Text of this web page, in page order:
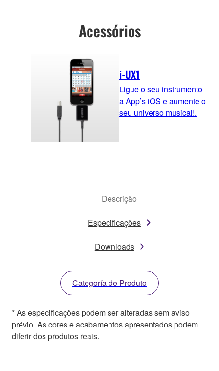
Acessórios
i-UX1
Ligue o seu instrumento
a App’s iOS e aumente o
seu universo musical!.
Descrição
Especificações
Downloads
Categoría de Produto
* As especificações podem ser alteradas sem aviso
prévio. As cores e acabamentos apresentados podem
diferir dos produtos reais.